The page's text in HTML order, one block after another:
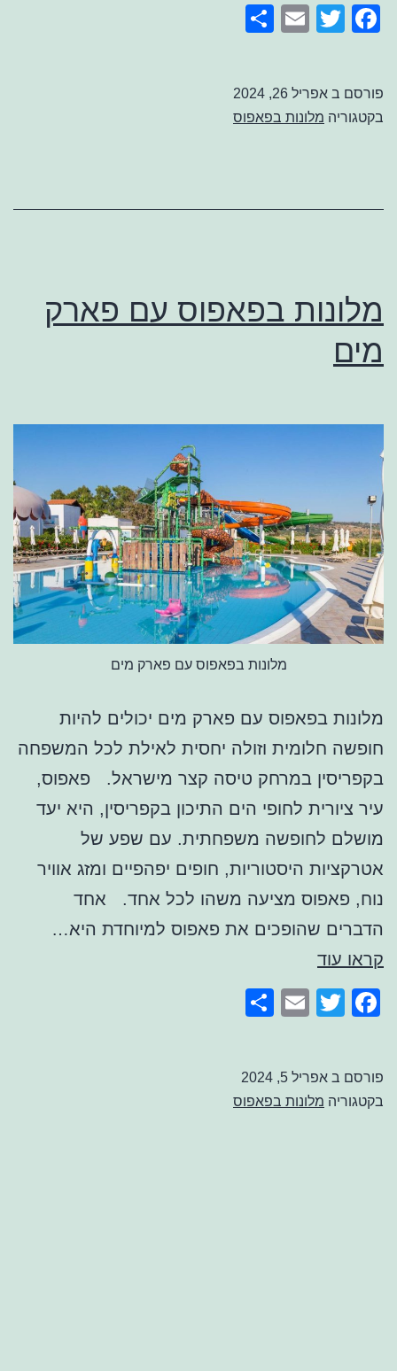
Facebook
Twitter
Email
פורסם ב אפריל 26, 2024
בקטגוריה מלונות בפאפוס
מלונות בפאפוס עם פארק
מים
מלונות בפאפוס עם פארק מים
מלונות בפאפוס עם פארק מים יכולים להיות
חופשה חלומית וזולה יחסית לאילת לכל המשפחה
בקפריסין במרחק טיסה קצר מישראל. פאפוס,
עיר ציורית לחופי הים התיכון בקפריסין, היא יעד
מושלם לחופשה משפחתית. עם שפע של
אטרקציות היסטוריות, חופים יפהפיים ומזג אוויר
נוח, פאפוס מציעה משהו לכל אחד. אחד
הדברים שהופכים את פאפוס למיוחדת היא…
קראו עודמלונות
בפאפוס
עם
מים
Facebook
Twitter
Email
פורסם ב אפריל 5, 2024
בקטגוריה מלונות בפאפוס